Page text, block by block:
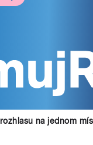
na jednom